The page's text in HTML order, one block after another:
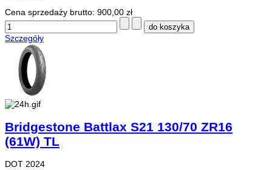
Cena sprzedaży brutto: 900,00 zł
Szczegóły
Bridgestone Battlax S21 130/70 ZR16
(61W) TL
DOT 2024